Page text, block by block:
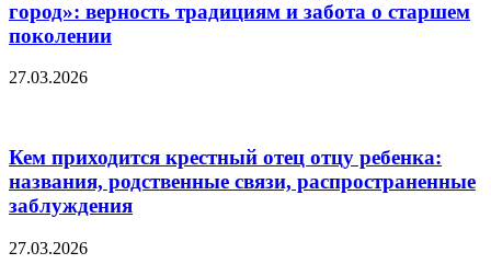
город»: верность традициям и забота о старшем
поколении
27.03.2026
Кем приходится крестный отец отцу ребенка:
названия, родственные связи, распространенные
заблуждения
27.03.2026